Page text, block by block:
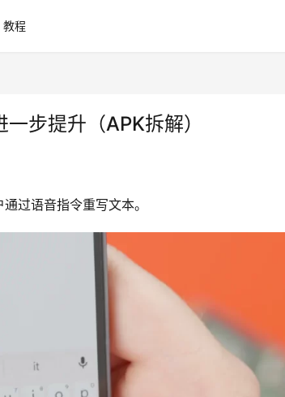
教程
步提升（APK拆解）
过语音指令重写文本。